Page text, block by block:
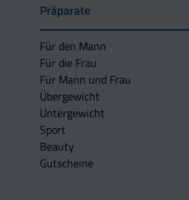
Präparate
Für den Mann
Für die Frau
Für Mann und Frau
Übergewicht
Untergewicht
Sport
Beauty
Gutscheine